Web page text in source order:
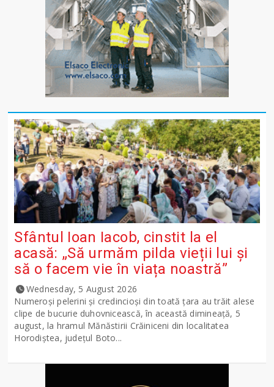
Sfântul Ioan Iacob, cinstit la el
acasă: „Să urmăm pilda vieții lui și
să o facem vie în viața noastră”
Wednesday, 5 August 2026
Numeroși pelerini și credincioși din toată țara au trăit alese
clipe de bucurie duhovnicească, în această dimineață, 5
august, la hramul Mănăstirii Crăiniceni din localitatea
Horodiștea, județul Boto...